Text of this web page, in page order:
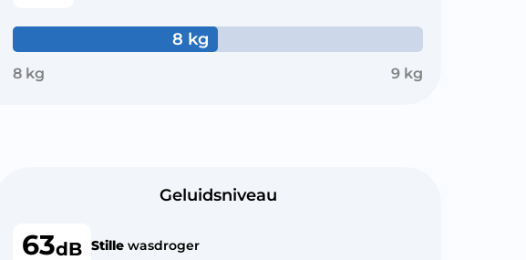
8 kg
8 kg 9 kg
Geluidsniveau
63dB Stille wasdroger